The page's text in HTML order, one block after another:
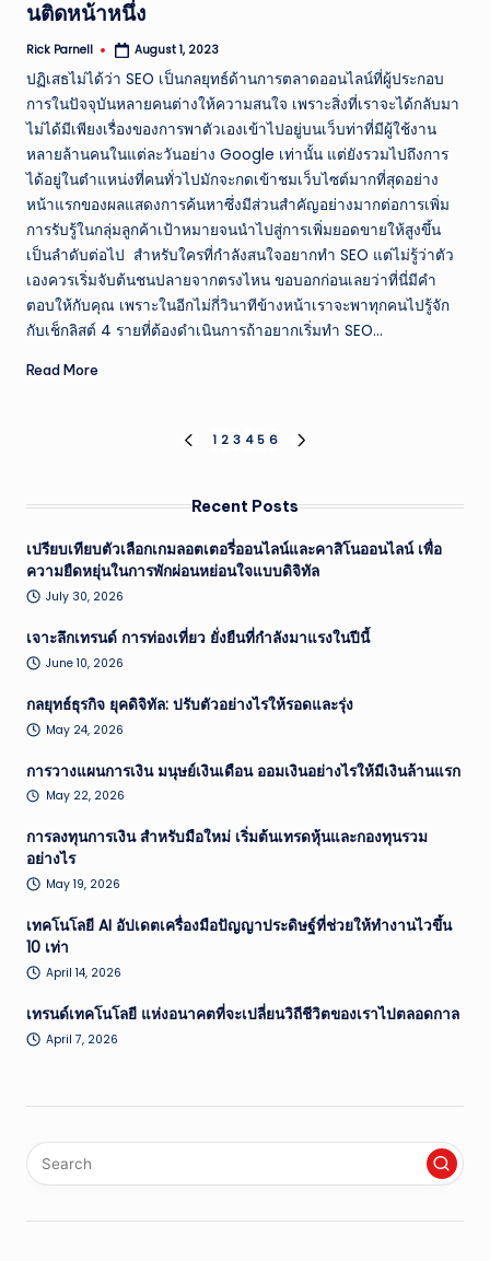
นติดหน้าหนึ่ง
Posted
Rick Parnell August 1, 2023
ปฏิเสธไม่ได้ว่า SEO เป็นกลยุทธ์ด้านการตลาดออนไลน์ที่ผู้ประกอบ
การในปัจจุบันหลายคนต่างให้ความสนใจ เพราะสิ่งที่เราจะได้กลับมา
ไม่ได้มีเพียงเรื่องของการพาตัวเองเข้าไปอยู่บนเว็บท่าที่มีผู้ใช้งาน
หลายล้านคนในแต่ละวันอย่าง Google เท่านั้น แต่ยังรวมไปถึงการ
ได้อยู่ในตำแหน่งที่คนทั่วไปมักจะกดเข้าชมเว็บไซต์มากที่สุดอย่าง
หน้าแรกของผลแสดงการค้นหาซึ่งมีส่วนสำคัญอย่างมากต่อการเพิ่ม
การรับรู้ในกลุ่มลูกค้าเป้าหมายจนนำไปสู่การเพิ่มยอดขายให้สูงขึ้น
เป็นลำดับต่อไป สำหรับใครที่กำลังสนใจอยากทำ SEO แต่ไม่รู้ว่าตัว
เองควรเริ่มจับต้นชนปลายจากตรงไหน ขอบอกก่อนเลยว่าที่นี่มีคำ
ตอบให้กับคุณ เพราะในอีกไม่กี่วินาทีข้างหน้าเราจะพาทุกคนไปรู้จัก
กับเช็กลิสต์ 4 รายที่ต้องดำเนินการถ้าอยากเริ่มทำ SEO…
Read More
pagination
PREVIOUS
1 2 3 4 5 6
Recent Posts
เปรียบเทียบตัวเลือกเกมลอตเตอรี่ออนไลน์และคาสิโนออนไลน์ เพื่อ
ความยืดหยุ่นในการพักผ่อนหย่อนใจแบบดิจิทัล
July 30, 2026
เจาะลึกเทรนด์ การท่องเที่ยว ยั่งยืนที่กำลังมาแรงในปีนี้
June 10, 2026
กลยุทธ์ธุรกิจ ยุคดิจิทัล: ปรับตัวอย่างไรให้รอดและรุ่ง
May 24, 2026
การวางแผนการเงิน มนุษย์เงินเดือน ออมเงินอย่างไรให้มีเงินล้านแรก
May 22, 2026
การลงทุนการเงิน สำหรับมือใหม่ เริ่มต้นเทรดหุ้นและกองทุนรวม
อย่างไร
May 19, 2026
เทคโนโลยี AI อัปเดตเครื่องมือปัญญาประดิษฐ์ที่ช่วยให้ทำงานไวขึ้น
10 เท่า
April 14, 2026
เทรนด์เทคโนโลยี แห่งอนาคตที่จะเปลี่ยนวิถีชีวิตของเราไปตลอดกาล
April 7, 2026